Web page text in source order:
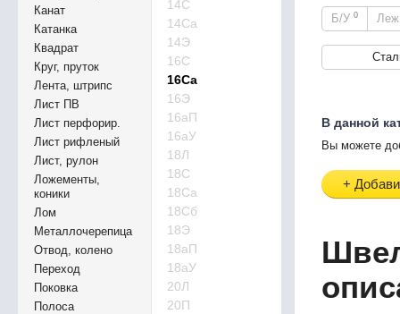
Канат
Катанка
Квадрат
Круг, пруток
Лента, штрипс
Лист ПВ
Лист перфорир.
Лист рифленый
Лист, рулон
Ложементы,
коники
Лом
Металлочерепица
Отвод, колено
Переход
Поковка
Полоса
14С
14Са
14Э
16С
16Са
16Э
16аП
16аУ
18Л
18С
18Са
18Сб
18Э
18аП
18аУ
20Л
20П
Б/У 0
В данной
Вы можете
+